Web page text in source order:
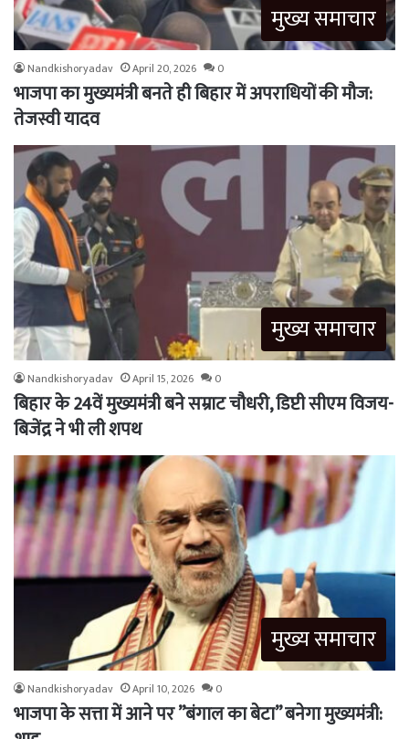
मुख्य समाचार
Nandkishoryadav April 20, 2026 0
भाजपा का मुख्यमंत्री बनते ही बिहार में अपराधियों की मौज:
तेजस्वी यादव
मुख्य समाचार
Nandkishoryadav April 15, 2026 0
बिहार के 24वें मुख्यमंत्री बने सम्राट चौधरी, डिप्टी सीएम विजय-
बिजेंद्र ने भी ली शपथ
मुख्य समाचार
Nandkishoryadav April 10, 2026 0
भाजपा के सत्ता में आने पर ”बंगाल का बेटा” बनेगा मुख्यमंत्री: